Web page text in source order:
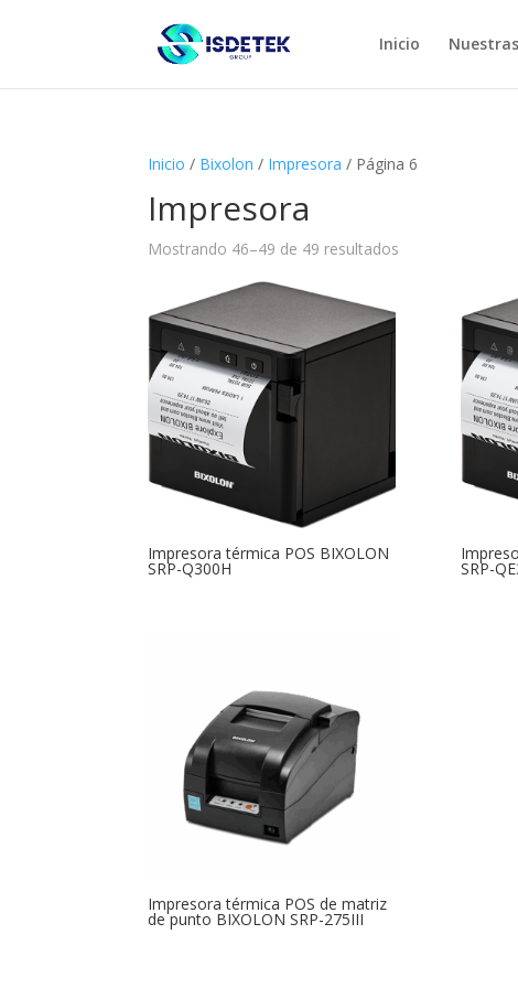
Inicio
Inicio / Bixolon / Impresora / Página 6
Impresora
Mostrando 46–49 de 49 resultados
Impresora térmica POS BIXOLON
SRP-Q300H SRP-
Impresora térmica POS de matriz
de punto BIXOLON SRP-275III